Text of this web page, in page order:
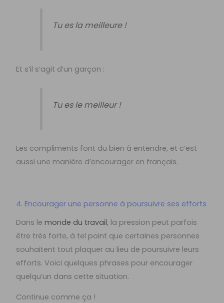
Tu es la meilleure !
Et s’il s’agit d’un garçon :
Tu es le meilleur !
Les compliments font du bien à entendre, et c’est
aussi une manière d’encourager en français.
4. Encourager une personne à poursuivre ses efforts
Dans lemonde du travail, la pression peut parfois
être très forte, à tel point que certaines personnes
souhaitent tout plaquer au lieu de poursuivre leurs
efforts. Voici quelques phrases pour encourager
quelqu’un dans cette situation.
Continue comme ça !